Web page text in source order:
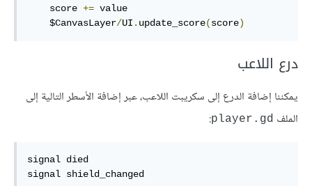
    score
+= value
    $CanvasLayer
/UI . update_score(score)
درع اللاعب
يمكننا إضافة الدرع إلى سكريبت اللاعب، عبر إضافة الأسطر التالية إلى
الملف player.gd
:
signal died
signal shield_changed